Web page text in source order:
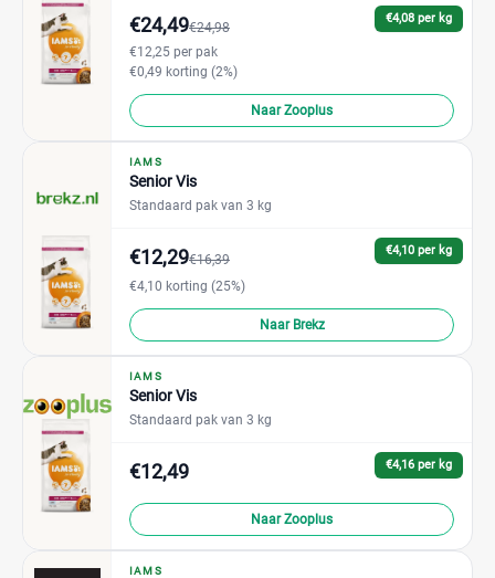
€4,08 per kg
€24,49€24,98
€12,25 per pak
€0,49 korting (2%)
Naar Zooplus
IAMS
Senior Vis
Standaard pak van 3 kg
€4,10 per kg
€12,29€16,39
€4,10 korting (25%)
Naar Brekz
IAMS
Senior Vis
Standaard pak van 3 kg
€4,16 per kg
€12,49
Naar Zooplus
IAMS